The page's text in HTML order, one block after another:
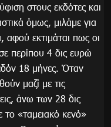
στους εκδότες και
όμως, μιλάμε για
εκτιμάται πως οι
περίπου 4 δις ευρώ
18 μήνες. Όταν
μαζί με τις
άνω των 28 δις
«ταμειακό κενό»